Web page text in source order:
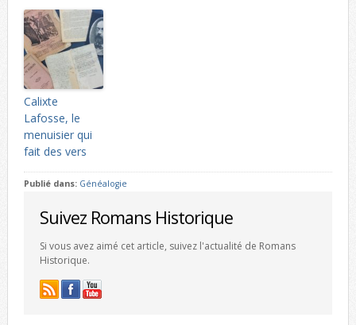
Calixte
Lafosse, le
menuisier qui
fait des vers
Publié dans: Généalogie
Suivez Romans Historique
Si vous avez aimé cet article, suivez l'actualité de Romans
Historique.